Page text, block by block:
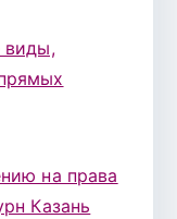
виды,
на права
Казань